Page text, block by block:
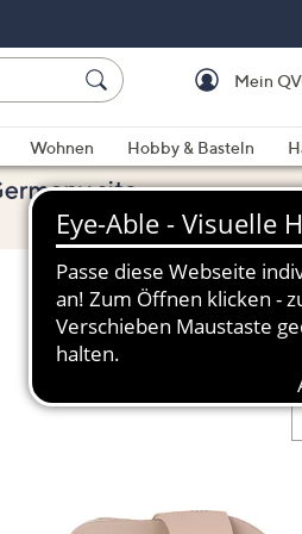
Mein
Wohnen Hobby & Basteln